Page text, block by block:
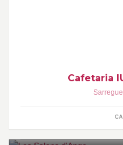
Cafetaria